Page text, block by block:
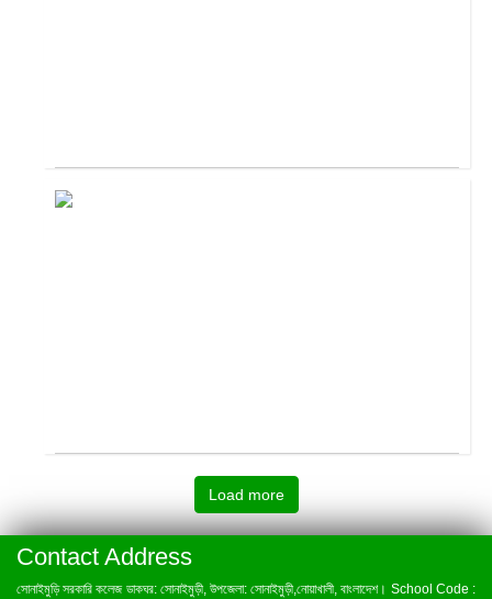
Load more
Contact Address
সোনাইমুড়ি সরকারি কলেজ ডাকঘর: সোনাইমুড়ী, উপজেলা: সোনাইমুড়ী,নোয়াখালী, বাংলাদেশ। School Code :